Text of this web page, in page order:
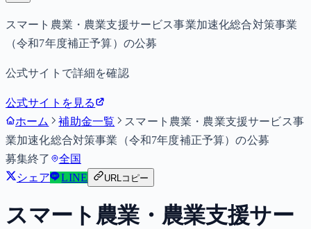
スマート農業・農業支援サービス事業加速化総合対策事業
（令和7年度補正予算）の公募
公式サイトで詳細を確認
公式サイトを見る
ホーム
補助金一覧
スマート農業・農業支援サービス事
業加速化総合対策事業（令和7年度補正予算）の公募
募集終了
全国
シェア
LINE URLコピー
スマート農業・農業支援サー